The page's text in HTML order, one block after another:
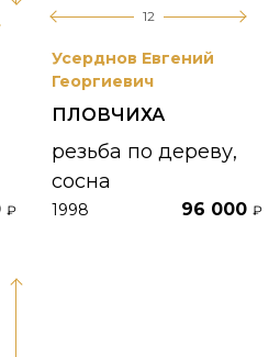
₽
12
Усерднов Евгений
Георгиевич
ПЛОВЧИХА
резьба по дереву,
сосна
1998 96 000 ₽